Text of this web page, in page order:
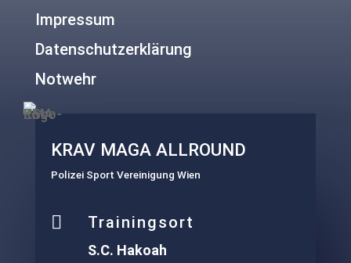
Impressum
Datenschutzerklärung
Notwehr
KRAV MAGA ALLROUND
Polizei Sport Vereinigung Wien
 Trainingsort
S.C. Hakoah